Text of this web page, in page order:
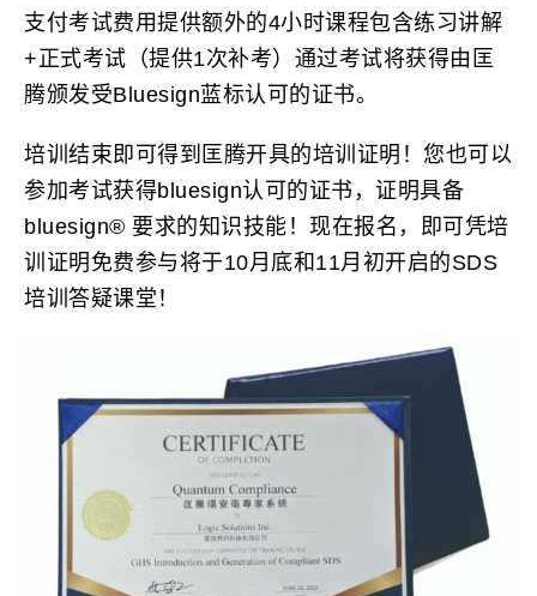
支付考试费用提供额外的4小时课程包含练习讲解
+正式考试（提供1次补考）通过考试将获得由匡
腾颁发受Bluesign蓝标认可的证书。
培训结束即可得到匡腾开具的培训证明！您也可以
参加考试获得bluesign认可的证书，证明具备
bluesign® 要求的知识技能！现在报名，即可凭培
训证明免费参与将于10月底和11月初开启的SDS
培训答疑课堂！